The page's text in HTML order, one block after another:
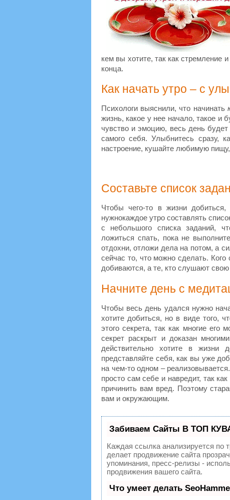
кем вы хотите, так как стремление
конца.
Как начать утро – с
Психологи выяснили, что начинать
жизнь, какое у нее начало, такое и
чувство и эмоцию, весь день
самого себя. Улыбнитесь сразу,
настроение, кушайте любимую
Составьте список
Чтобы чего-то в жизни
нужнокаждое утро составлять
с небольшого списка заданий,
ложиться спать, пока не
отдохни, отложи дела на потом, а
сейчас то, что можно сделать.
добиваются, а те, кто слушают
Начните день с
Чтобы весь день удался нужно
хотите добиться, но в виде того,
этого секрета, так как многие
секрет раскрыт и доказан
действительно хотите в
представляйте себя, как вы уже
на чем-то одном –
просто сам себе и навредит, так
причинить вам вред. Поэтому
вам и окружающим.
Забиваем Сайты В ТОП
Каждая ссылка анализируется по
делает продвижение сайта
упоминания, пресс-релизы -
продвижения вашего сайта.
Что умеет делать